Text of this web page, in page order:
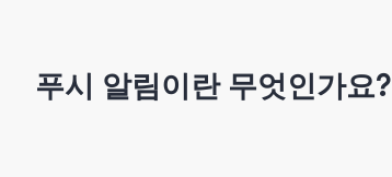
푸시 알림이란 무엇인가요?